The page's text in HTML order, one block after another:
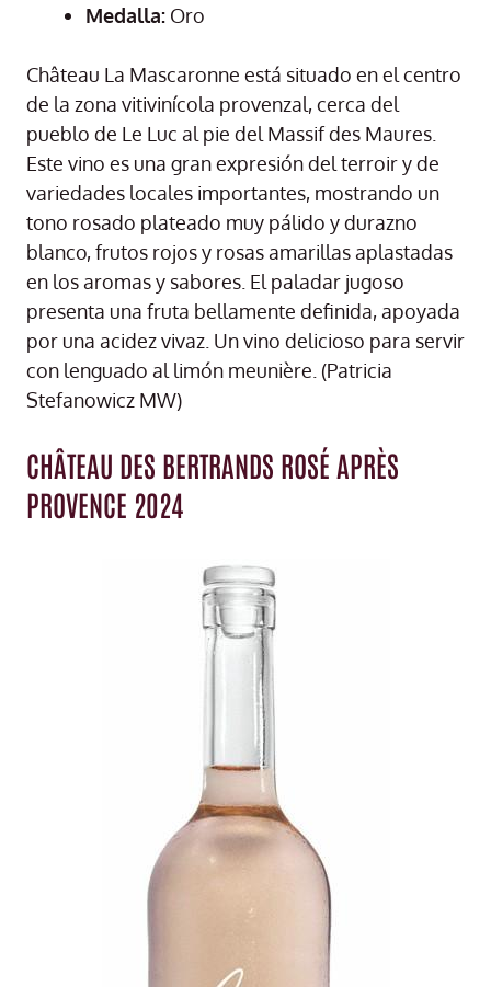
Medalla: Oro
Château La Mascaronne está situado en el centro
de la zona vitivinícola provenzal, cerca del
pueblo de Le Luc al pie del Massif des Maures.
Este vino es una gran expresión del terroir y de
variedades locales importantes, mostrando un
tono rosado plateado muy pálido y durazno
blanco, frutos rojos y rosas amarillas aplastadas
en los aromas y sabores. El paladar jugoso
presenta una fruta bellamente definida, apoyada
por una acidez vivaz. Un vino delicioso para servir
con lenguado al limón meunière. (Patricia
Stefanowicz MW)
CHÂTEAU DES BERTRANDS ROSÉ APRÈS
PROVENCE 2024